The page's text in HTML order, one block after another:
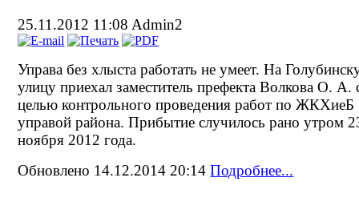
25.11.2012 11:08 Admin2
Управа без хлыста работать не умеет. На
улицу приехал заместитель префекта Волкова О. А.
целью контрольного проведения работ по ЖКХиеБ
управой района. Прибытие случилось рано утром
ноября 2012 года.
Обновлено 14.12.2014 20:14Подробнее...